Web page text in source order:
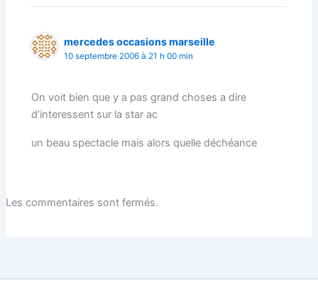
mercedes occasions marseille
10 septembre 2006 à 21 h 00 min
On voit bien que y a pas grand choses a dire
d’interessent sur la star ac
un beau spectacle mais alors quelle déchéance
Les commentaires sont fermés.